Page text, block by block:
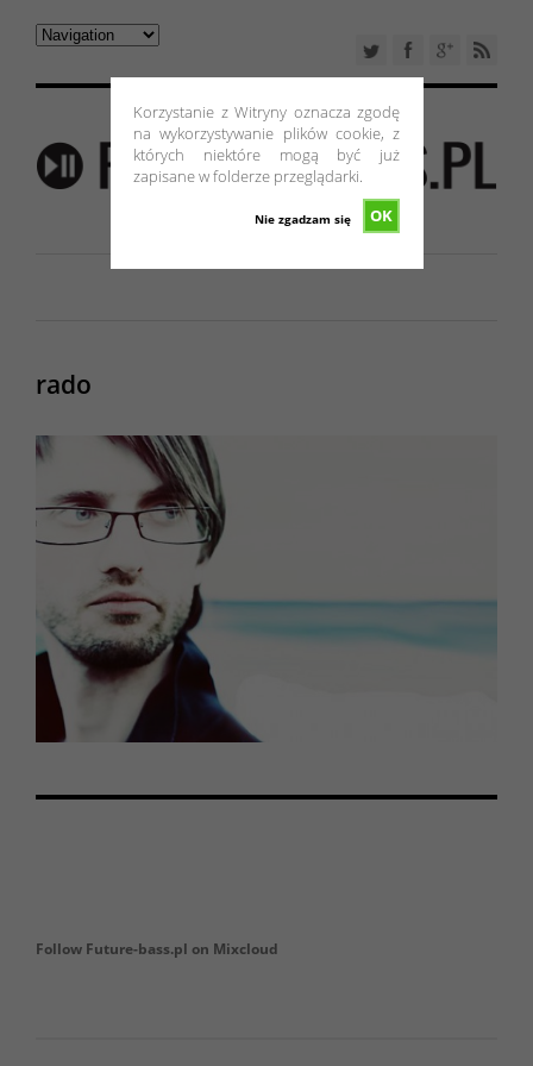
Korzystanie z Witryny oznacza zgodę
na wykorzystywanie plików cookie, z
których niektóre mogą być już
zapisane w folderze przeglądarki.
OK
Nie zgadzam się
rado
Follow Future-bass.pl on Mixcloud